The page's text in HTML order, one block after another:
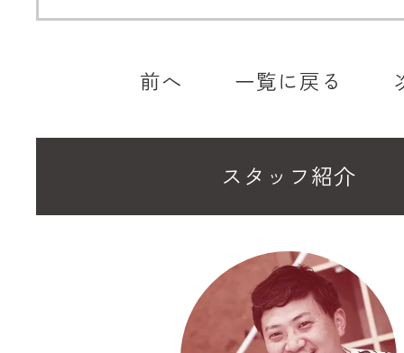
前へ 一覧に戻る
スタッフ紹介